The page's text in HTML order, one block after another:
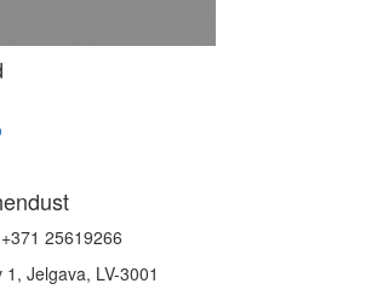
25619266
Jelgava, LV-3001